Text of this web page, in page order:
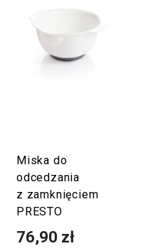
Miska do
odcedzania
z zamknięciem
PRESTO
76,90 zł